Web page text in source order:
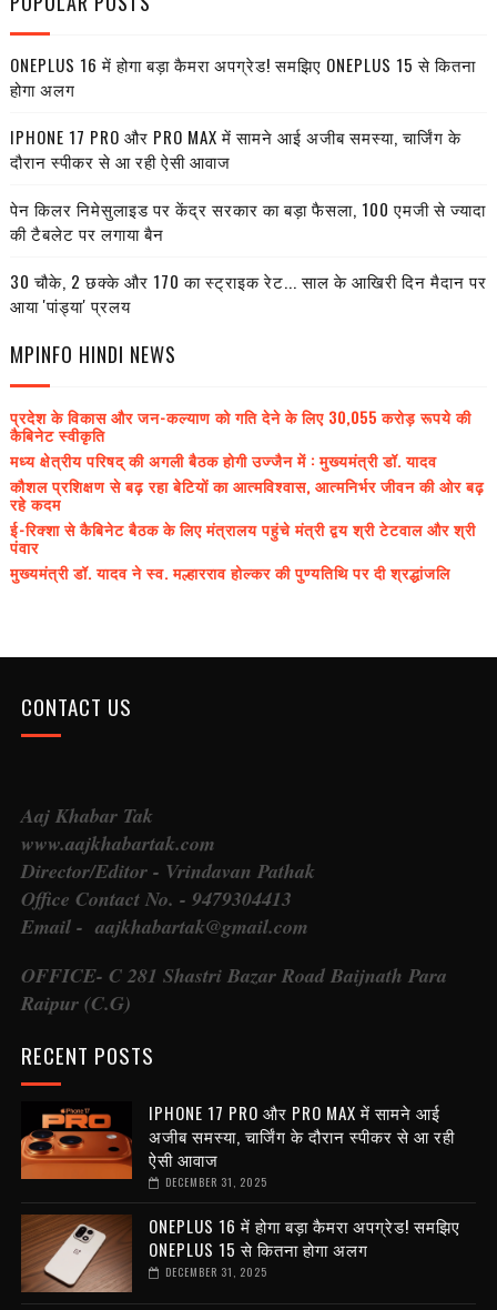
ONEPLUS 16 में होगा बड़ा कैमरा अपग्रेड! समझिए ONEPLUS 15 से कितना
होगा अलग
IPHONE 17 PRO और PRO MAX में सामने आई अजीब समस्या, चार्जिंग के
दौरान स्पीकर से आ रही ऐसी आवाज
पेन किलर निमेसुलाइड पर केंद्र सरकार का बड़ा फैसला, 100 एमजी से ज्यादा
की टैबलेट पर लगाया बैन
30 चौके, 2 छक्के और 170 का स्ट्राइक रेट... साल के आखिरी दिन मैदान पर
आया 'पांड्या' प्रलय
MPINFO HINDI NEWS
प्रदेश के विकास और जन-कल्याण को गति देने के लिए 30,055 करोड़ रूपये की
कैबिनेट स्वीकृति
मध्य क्षेत्रीय परिषद् की अगली बैठक होगी उज्जैन में : मुख्यमंत्री डॉ. यादव
कौशल प्रशिक्षण से बढ़ रहा बेटियों का आत्मविश्वास, आत्मनिर्भर जीवन की ओर बढ़
रहे कदम
ई-रिक्शा से कैबिनेट बैठक के लिए मंत्रालय पहुंचे मंत्री द्वय श्री टेटवाल और श्री
पंवार
मुख्यमंत्री डॉ. यादव ने स्व. मल्हारराव होल्कर की पुण्यतिथि पर दी श्रद्धांजलि
CONTACT US
Aaj Khabar Tak
www.aajkhabartak.com
Director/Editor - Vrindavan Pathak
Office Contact No. - 9479304413
Email - aajkhabartak@gmail.com
OFFICE- C 281 Shastri Bazar Road Baijnath Para
Raipur (C.G)
RECENT POSTS
IPHONE 17 PRO और PRO MAX में सामने आई
अजीब समस्या, चार्जिंग के दौरान स्पीकर से आ रही
ऐसी आवाज
DECEMBER 31, 2025
ONEPLUS 16 में होगा बड़ा कैमरा अपग्रेड! समझिए
ONEPLUS 15 से कितना होगा अलग
DECEMBER 31, 2025